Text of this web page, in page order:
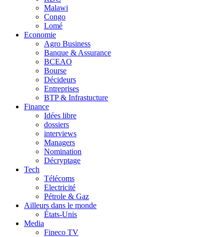
Malawi
Congo
Lomé
Economie
Agro Business
Banque & Assurance
BCEAO
Bourse
Décideurs
Entreprises
BTP & Infrastucture
Finance
Idées libre
dossiers
interviews
Managers
Nomination
Décryptage
Tech
Télécoms
Electricité
Pétrole & Gaz
Ailleurs dans le monde
États-Unis
Media
Fineco TV